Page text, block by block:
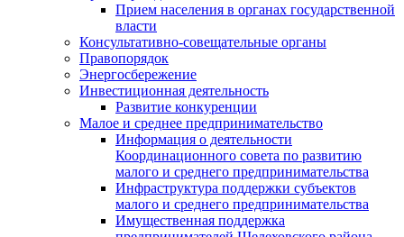
Прием населения в органах государственной
власти
Консультативно-совещательные органы
Правопорядок
Энергосбережение
Инвестиционная деятельность
Развитие конкуренции
Малое и среднее предпринимательство
Информация о деятельности
Координационного совета по развитию
малого и среднего предпринимательства
Инфраструктура поддержки субъектов
малого и среднего предпринимательства
Имущественная поддержка